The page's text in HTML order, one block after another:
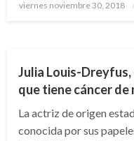
Publicado
viernes noviembre 30, 2018
Julia Louis-Dreyfus,
que tiene cáncer de
La actriz de origen
conocida por sus